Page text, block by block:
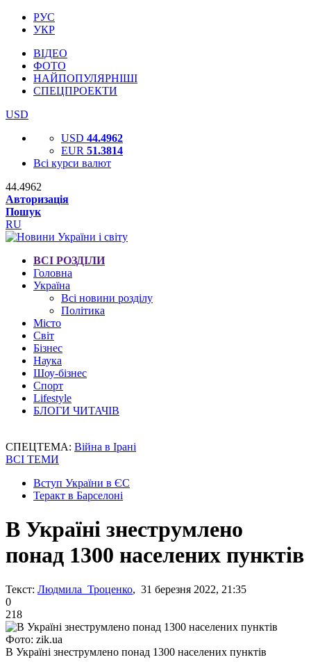
РУС
УКР
ВІДЕО
ФОТО
НАЙПОПУЛЯРНІШІ
СПЕЦПРОЕКТИ
USD
USD 44.4962
EUR 51.3814
Всі курси валют
44.4962
Авторизація
Пошук
RU
ВСІ РОЗДІЛИ
Головна
Україна
Всі новини розділу
Політика
Місто
Світ
Бізнес
Наука
Шоу-бізнес
Спорт
Lifestyle
БЛОГИ ЧИТАЧІВ
СПЕЦТЕМА: Війна в Ірані
ВСІ ТЕМИ
Вступ України в ЄС
Теракт в Барселоні
В Україні знеструмлено
понад 1300 населених пунктів
Текст: Людмила Троценко, 31 березня 2022, 21:35
0
218
Фото: zik.ua
В Україні знеструмлено понад 1300 населених пунктів